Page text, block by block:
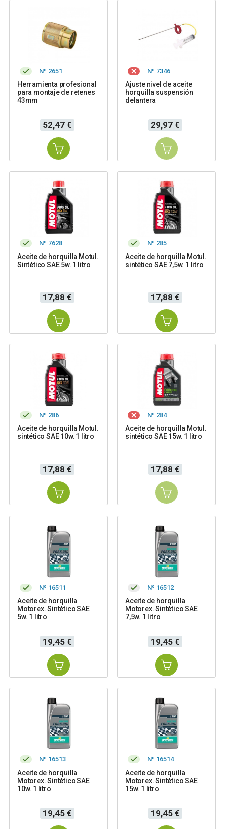
Nº 2651
Herramienta profesional
para montaje de retenes
43mm
Precio
52,47 €
Nº 7346
Ajuste nivel de aceite
horquilla suspensión
delantera
Precio
29,97 €
Nº 7628
Aceite de horquilla Motul.
Sintético SAE 5w. 1 litro
Precio
17,88 €
Nº 285
Aceite de horquilla Motul.
sintético SAE 7,5w. 1 litro
Precio
17,88 €
Nº 286
Aceite de horquilla Motul.
sintético SAE 10w. 1 litro
Precio
17,88 €
Nº 284
Aceite de horquilla Motul.
sintético SAE 15w. 1 litro
Precio
17,88 €
Nº 16511
Aceite de horquilla
Motorex. Sintético SAE
5w. 1 litro
Precio
19,45 €
Nº 16512
Aceite de horquilla
Motorex. Sintético SAE
7,5w. 1 litro
Precio
19,45 €
Nº 16513
Aceite de horquilla
Motorex. Sintético SAE
10w. 1 litro
Precio
19,45 €
Nº 16514
Aceite de horquilla
Motorex. Sintético SAE
15w. 1 litro
Precio
19,45 €